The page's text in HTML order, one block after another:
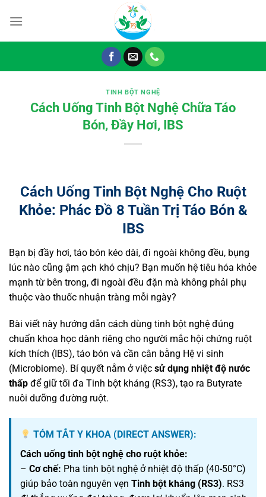
đến
TINH BỘT NGHỆ
Cách Uống Tinh Bột Nghệ Chữa Táo
Bón, Đầy Hơi, IBS
Cách Uống Tinh Bột Nghệ Cho Ruột
Khỏe: Phác Đồ 8 Tuần Trị Táo Bón &
IBS
Bạn bị đầy hơi, táo bón kéo dài, đi ngoài không đều, bụng
lúc nào cũng ậm ạch khó chịu? Bạn muốn hệ tiêu hóa khỏe
mạnh từ bên trong, đi ngoài đều đặn mà không phải phụ
thuộc vào thuốc nhuận tràng mỗi ngày?
Bài viết này hướng dẫn cách dùng tinh bột nghệ đúng
chuẩn khoa học dành riêng cho người mắc hội chứng ruột
kích thích (IBS), táo bón và cần cân bằng Hệ vi sinh
(Microbiome). Bí quyết nằm ở việc sử dụng nhiệt độ nước
thấp để giữ tối đa Tinh bột kháng (RS3), tạo ra Butyrate
nuôi dưỡng đường ruột.
TÓM TẮT Y KHOA (DIRECT ANSWER):
Cách uống tinh bột nghệ cho ruột khỏe:
– Cơ chế: Pha tinh bột nghệ ở nhiệt độ thấp (40-50°C)
giúp bảo toàn nguyên vẹn Tinh bột kháng (RS3). RS3